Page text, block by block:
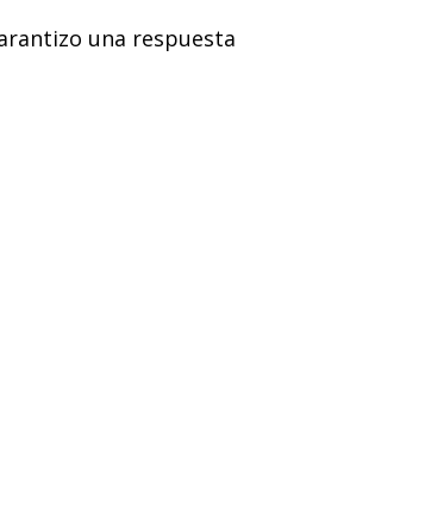
una respuesta